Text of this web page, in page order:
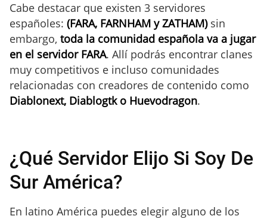
Cabe destacar que existen 3 servidores
españoles: (FARA, FARNHAM y ZATHAM) sin
embargo, toda la comunidad española va a jugar
en el servidor FARA. Allí podrás encontrar clanes
muy competitivos e incluso comunidades
relacionadas con creadores de contenido como
Diablonext, Diablogtk o Huevodragon.
¿Qué Servidor Elijo Si Soy De
Sur América?
En latino América puedes elegir alguno de los